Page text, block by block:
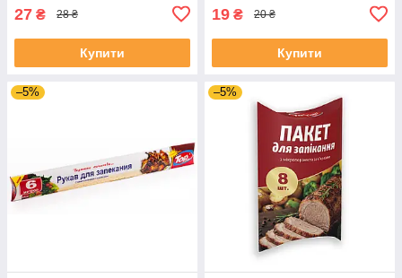
27 ₴ 28 ₴
Купити
19 ₴ 20 ₴
Купити
–5% –5%